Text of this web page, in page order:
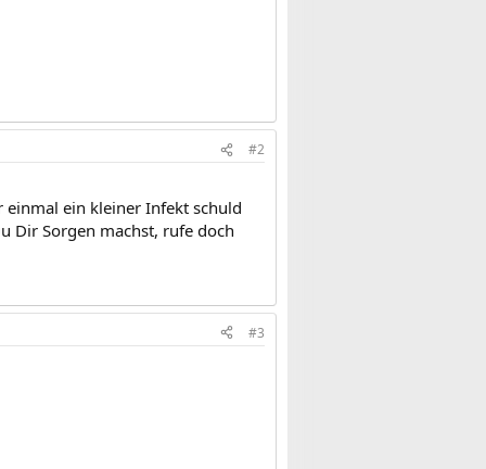
#2
einmal ein kleiner Infekt schuld
Dir Sorgen machst, rufe doch
#3